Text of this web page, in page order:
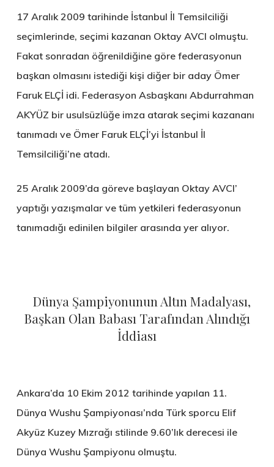
17 Aralık 2009 tarihinde İstanbul İl Temsilciliği
seçimlerinde, seçimi kazanan Oktay AVCI olmuştu.
Fakat sonradan öğrenildiğine göre federasyonun
başkan olmasını istediği kişi diğer bir aday Ömer
Faruk ELÇİ idi. Federasyon Asbaşkanı Abdurrahman
AKYÜZ bir usulsüzlüğe imza atarak seçimi kazananı
tanımadı ve Ömer Faruk ELÇİ’yi İstanbul İl
Temsilciliği’ne atadı.
25 Aralık 2009’da göreve başlayan Oktay AVCI’
yaptığı yazışmalar ve tüm yetkileri federasyonun
tanımadığı edinilen bilgiler arasında yer alıyor.
Dünya Şampiyonunun Altın Madalyası,
Başkan Olan Babası Tarafından Alındığı
İddiası
Ankara’da 10 Ekim 2012 tarihinde yapılan 11.
Dünya Wushu Şampiyonası’nda Türk sporcu Elif
Akyüz Kuzey Mızrağı stilinde 9.60’lık derecesi ile
Dünya Wushu Şampiyonu olmuştu.